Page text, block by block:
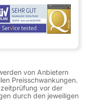
von Anbietern
Preisschwankungen.
vor der
durch den jeweiligen